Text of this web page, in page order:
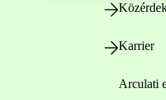
Karrier
Arculati